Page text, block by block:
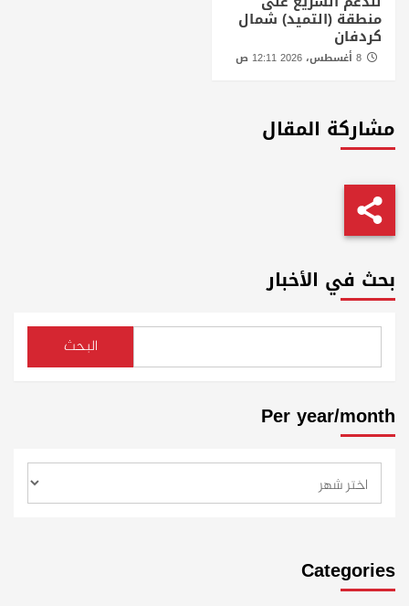
منطقة (التميد) شمال
كردفان
مشاركة المقال
بحث في الأخبار
البحث
Per year/month
Categories